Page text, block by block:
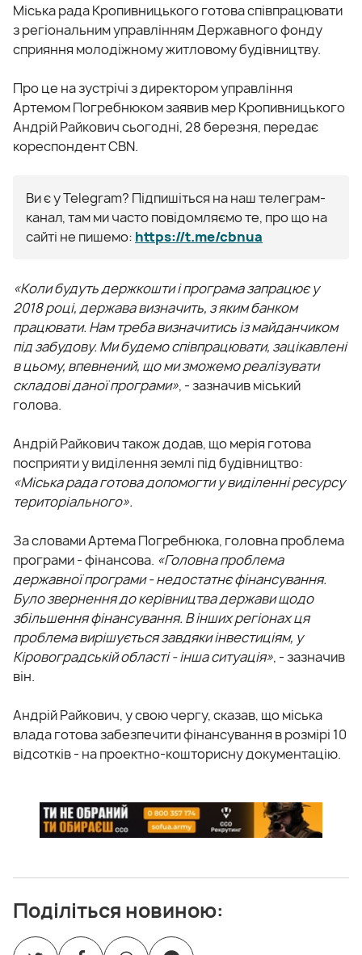
Міська рада Кропивницького готова співпрацювати
з регіональним управлінням Державного фонду
сприяння молодіжному житловому будівництву.
Про це на зустрічі з директором управління
Артемом Погребнюком заявив мер Кропивницького
Андрій Райкович сьогодні, 28 березня, передає
кореспондент CBN.
Ви є у Telegram? Підпишіться на наш телеграм-
канал, там ми часто повідомляємо те, про що на
сайті не пишемо: https://t.me/cbnua
«Коли будуть держкошти і програма запрацює у
2018 році, держава визначить, з яким банком
працювати. Нам треба визначитись із майданчиком
під забудову. Ми будемо співпрацювати, зацікавлені
в цьому, впевнений, що ми зможемо реалізувати
складові даної програми», - зазначив міський
голова.
Андрій Райкович також додав, що мерія готова
посприяти у виділення землі під будівництво:
«Міська рада готова допомогти у виділенні ресурсу
територіального».
За словами Артема Погребнюка, головна проблема
програми - фінансова. «Головна проблема
державної програми - недостатнє фінансування.
Було звернення до керівництва держави щодо
збільшення фінансування. В інших регіонах ця
проблема вирішується завдяки інвестиціям, у
Кіровоградській області - інша ситуація», - зазначив
він.
Андрій Райкович, у свою чергу, сказав, що міська
влада готова забезпечити фінансування в розмірі 10
відсотків - на проектно-кошторисну документацію.
Поділіться новиною: